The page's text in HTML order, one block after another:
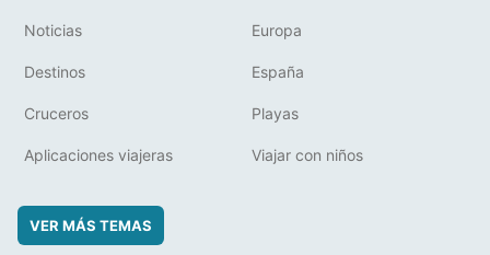
Noticias Europa
Destinos España
Cruceros Playas
Aplicaciones viajeras Viajar con niños
VER MÁS TEMAS